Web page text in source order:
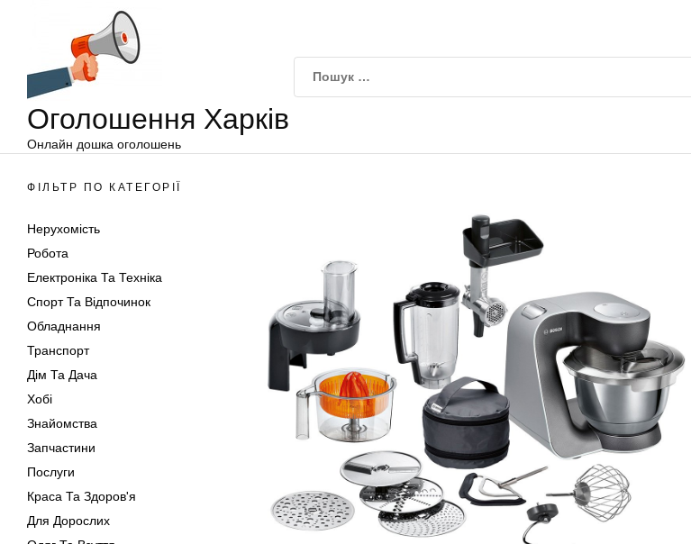
Оголошення Харків
Онлайн дошка оголошень
ФІЛЬТР ПО КАТЕГОРІЇ
Нерухомість
Робота
Електроніка Та Техніка
Спорт Та Відпочинок
Обладнання
Транспорт
Дім Та Дача
Хобі
Знайомства
Запчастини
Послуги
Краса Та Здоров'я
Для Дорослих